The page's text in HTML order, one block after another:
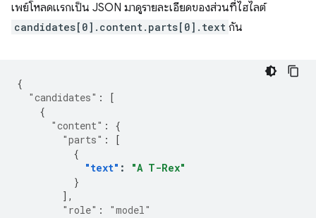
เพย์โหลดแรกเป็น JSON มาดูรายละเอียดของส่วนที่ไฮไลต์
candidates[0].content.parts[0].text กัน
{
"candidates" :
[
{
"content" :
{
"parts" :
[
{
"text" :
"A T-Rex"
}
],
"role" :
"model"